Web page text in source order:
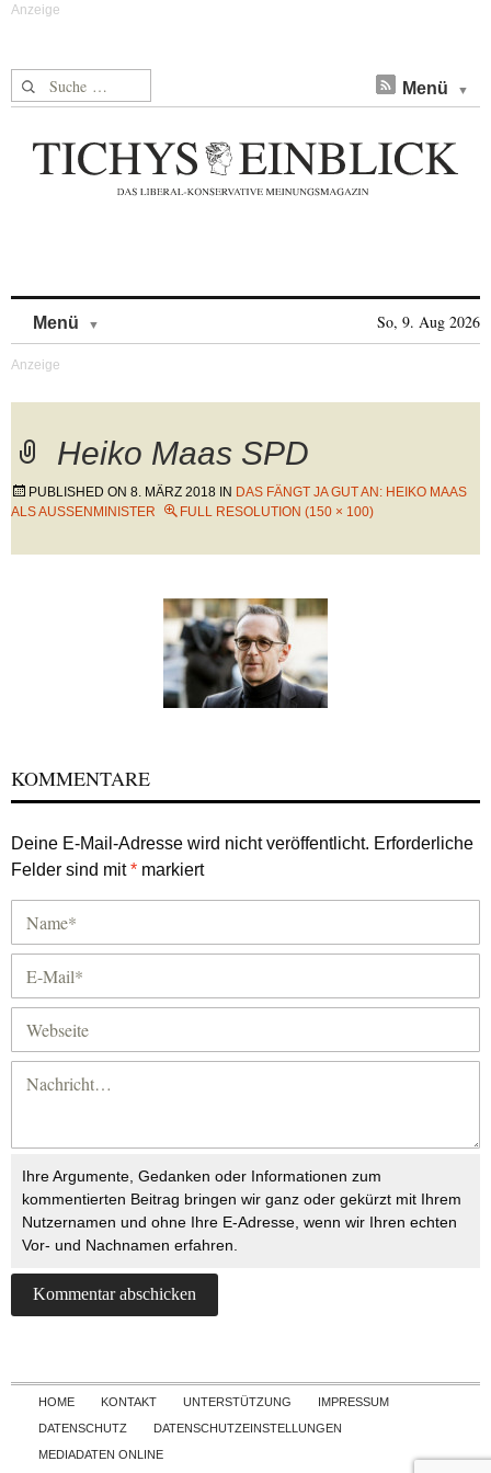
Suche nach: Menü
Menü So, 9. Aug 2026
Heiko Maas SPD
PUBLISHED ON 8. MÄRZ 2018 IN DAS FÄNGT JA GUT AN: HEIKO MAAS
ALS AUSSENMINISTER
FULL RESOLUTION (150 × 100)
KOMMENTARE
Deine E-Mail-Adresse wird nicht veröffentlicht. Erforderliche
Felder sind mit* markiert
Ihre Argumente, Gedanken oder Informationen zum
kommentierten Beitrag bringen wir ganz oder gekürzt mit Ihrem
Nutzernamen und ohne Ihre E-Adresse, wenn wir Ihren echten
Vor- und Nachnamen erfahren.
Skip to content
HOME KONTAKT UNTERSTÜTZUNG
IMPRESSUM
DATENSCHUTZ
DATENSCHUTZEINSTELLUNGEN
MEDIADATEN ONLINE